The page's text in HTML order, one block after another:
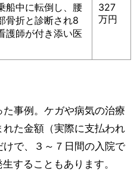
船中に転倒し、腰
骨折と診断され8
護師が付き添い医
327
万円
事例。ケガや病気の治療
た金額（実際に支払われ
で、３～７日間の入院で
することもあります。